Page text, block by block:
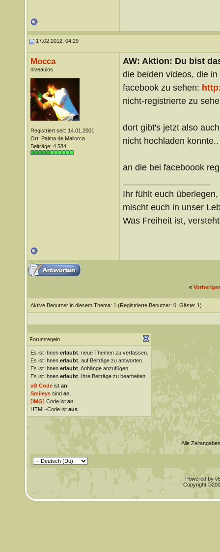
17.02.2012, 04:29
Mocca
niveaulos.
Registriert seit: 14.01.2001
Ort: Palma de Mallorca
Beiträge: 4.584
AW: Aktion: Du bist
die beiden videos, die
facebook zu sehen:
nicht-registrierte zu
dort gibt's jetzt also
nicht hochladen konnte..
an die bei faceboook
Ihr fühlt euch überlegen,
mischt euch in unser
Was Freiheit ist,
«
Aktive Benutzer in diesem Thema: 1 (Registrierte Benutzer: 0, Gäste: 1)
Forumregeln
Es ist Ihnen erlaubt, neue Themen zu verfassen.
Es ist Ihnen erlaubt, auf Beiträge zu antworten.
Es ist Ihnen erlaubt, Anhänge anzufügen.
Es ist Ihnen erlaubt, Ihre Beiträge zu bearbeiten.
vB Codeist an
Smileyssind an
[IMG] Code ist an
HTML-Code ist aus.
Alle
Powered by
Copyright